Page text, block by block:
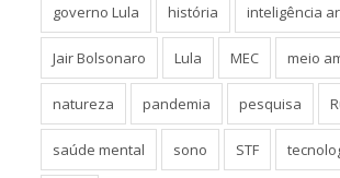
governo Lula história inteligência
Jair Bolsonaro Lula MEC meio
natureza pandemia pesquisa
saúde mental sono STF